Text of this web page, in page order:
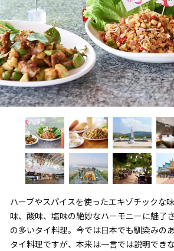
ハーブやスパイスを使ったエキゾチックな
味、酸味、塩味の絶妙なハーモニーに魅了
の多いタイ料理。今では日本でも馴染みの
タイ料理ですが、本来は一言では説明でき